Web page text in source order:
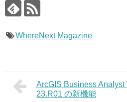
WhereNext Magazine
ArcGIS Business
23.R01 の新機能